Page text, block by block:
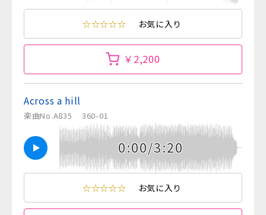
☆☆☆☆☆ お気に入り
￥2,200
Across a hill
楽曲No.A835 360-01
0:00/3:20
☆☆☆☆☆ お気に入り